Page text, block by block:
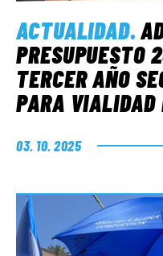
ACTUALIDAD.
PRESUPUESTO
TERCER AÑO
PARA VIALIDAD
03. 10. 2025